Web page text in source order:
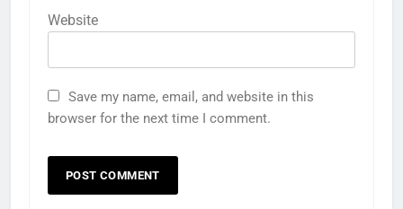
Website
Save my name, email, and website in this
browser for the next time I comment.